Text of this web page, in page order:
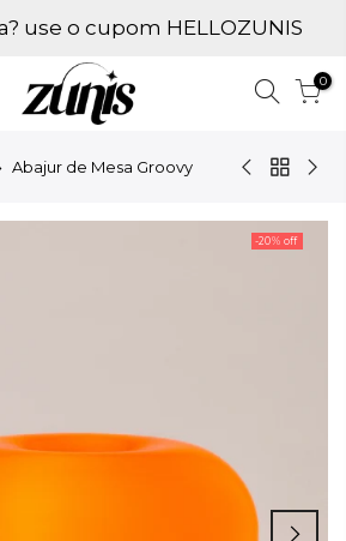
use o cupom HELLOZUNIS
0
Abajur de Mesa Groovy
-20% off